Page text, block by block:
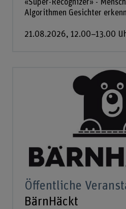
«Super-Recognizer» -
Algorithmen Gesichter
21.08.2026, 12.00–13.00
Öffentliche
BärnHäckt